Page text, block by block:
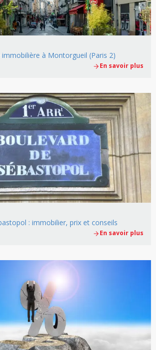
immobilière à Montorgueil (Paris 2)
En savoir plus
: immobilier, prix et conseils
En savoir plus